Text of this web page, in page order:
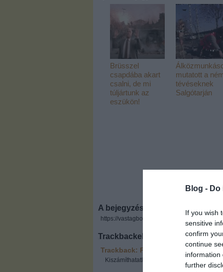
Blog -
If you wish
sensitive
confirm
continue
information
further
Brüsszel
csapdába akart
csalni, de mi
túljártunk az
eszükön!
mutatott a
tévéseknek
Salgótarján
A bejegyzés trackback címe:
https://vastagbor.blog.hu/api/trackback/id/
Trackbackek, pingbackek:
Trackback: Profi túlélőcsomag
Kiszámíthatatlanság ellen Kalmopyrin